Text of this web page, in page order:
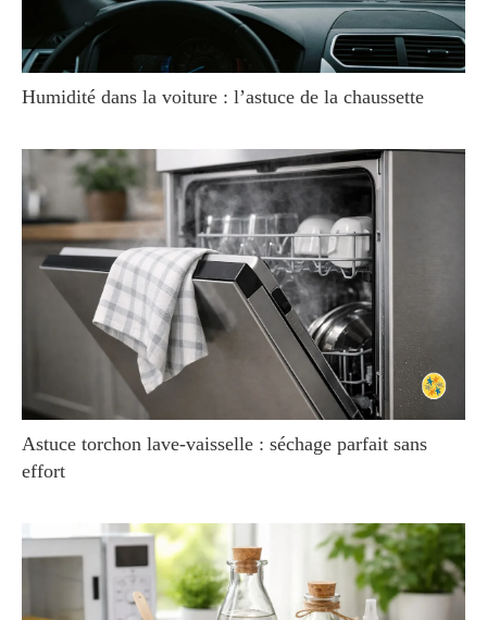
Humidité dans la voiture : l’astuce de la chaussette
Astuce torchon lave-vaisselle : séchage parfait sans
effort